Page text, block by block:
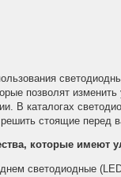
позволят
В каталогах
решить стоящие перед
которые имеют
светодиодные